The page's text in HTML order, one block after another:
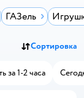
ГАЗель
Сортировка
за 1-2 часа